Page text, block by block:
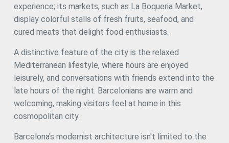
experience; its markets, such as La Boqueria Market,
display colorful stalls of fresh fruits, seafood, and
cured meats that delight food enthusiasts.
A distinctive feature of the city is the relaxed
Mediterranean lifestyle, where hours are enjoyed
leisurely, and conversations with friends extend into the
late hours of the night. Barcelonians are warm and
welcoming, making visitors feel at home in this
cosmopolitan city.
Barcelona's modernist architecture isn't limited to the